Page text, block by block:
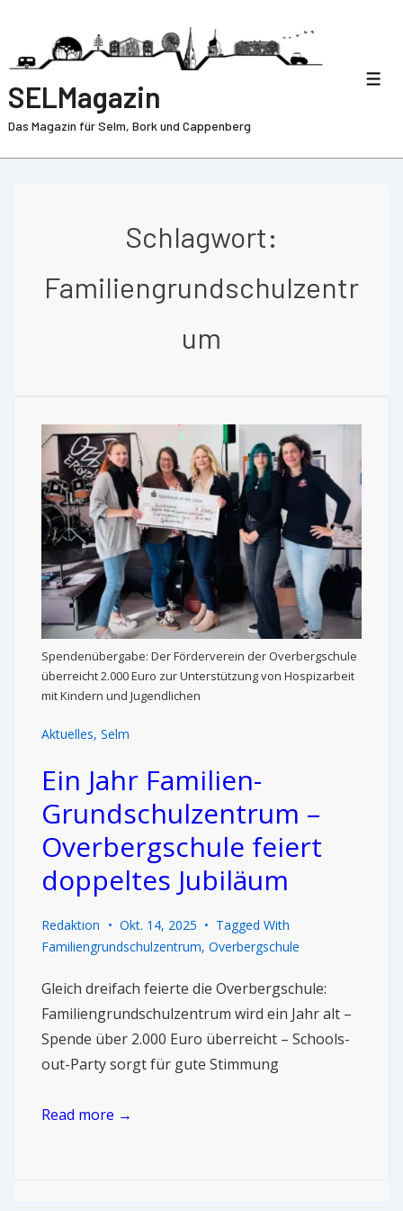
SELMagazin
Das Magazin für Selm, Bork und Cappenberg
Schlagwort:
Familiengrundschulzentr
um
Spendenübergabe: Der Förderverein der Overbergschule
überreicht 2.000 Euro zur Unterstützung von Hospizarbeit
mit Kindern und Jugendlichen
Aktuelles, Selm
Ein Jahr Familien-
Grundschulzentrum –
Overbergschule feiert
doppeltes Jubiläum
Redaktion Okt. 14, 2025
Tagged With
Familiengrundschulzentrum, Overbergschule
Gleich dreifach feierte die Overbergschule:
Familiengrundschulzentrum wird ein Jahr alt –
Spende über 2.000 Euro überreicht – Schools-
out-Party sorgt für gute Stimmung
Read more →